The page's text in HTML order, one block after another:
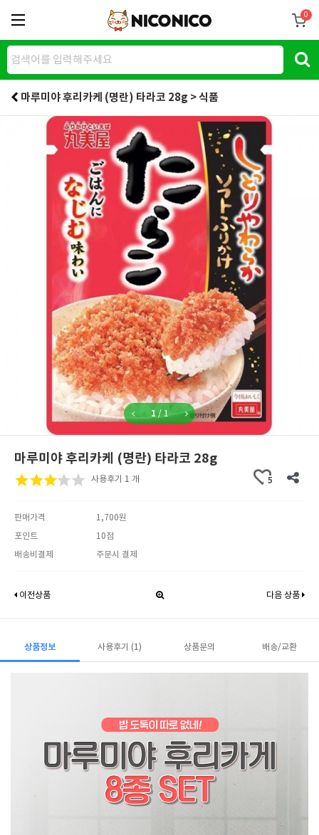
0
마루미야 후리카케 (명란) 타라코 28g > 식품
1 / 1
마루미야 후리카케 (명란) 타라코 28g
사용후기 1 개 5
판매가격
1,700원
포인트
10점
배송비결제
주문시 결제
이전상품 다음 상품
상품정보 사용후기 (1) 상품문의 배송/교환